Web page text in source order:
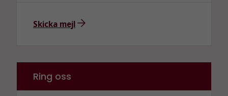
Skicka mejl
Ring oss